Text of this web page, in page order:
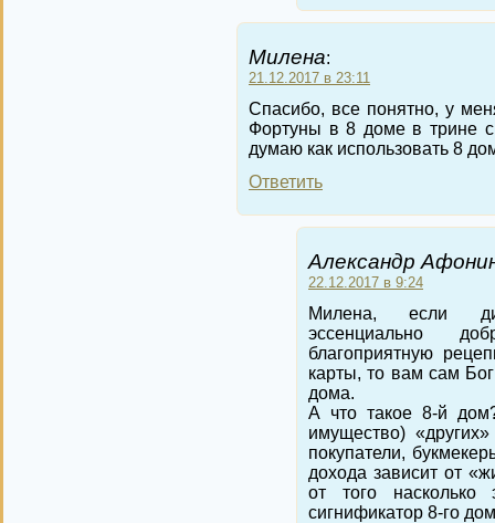
Милена:
21.12.2017 в 23:11
Спасибо, все понятно, у
Фортуны в 8 доме в трине
думаю как использовать 8
Ответить
Александр
22.12.2017 в 9:24
Милена, если
эссенциально
благоприятную
карты, то вам сам
дома.
А что такое 8-й
имущество)
покупатели,
дохода зависит от
от того насколько
сигнификатор 8-го